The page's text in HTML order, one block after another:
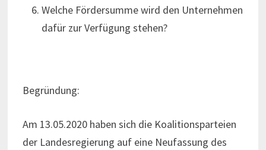
Welche Fördersumme wird den Unternehmen
dafür zur Verfügung stehen?
Begründung:
Am 13.05.2020 haben sich die Koalitionsparteien
der Landesregierung auf eine Neufassung des